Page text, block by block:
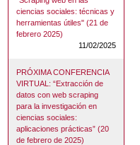
ciencias sociales: técnicas y
herramientas útiles" (21 de
febrero 2025)
11/02/2025
PRÓXIMA CONFERENCIA
VIRTUAL: “Extracción de
datos con web scraping
para la investigación en
ciencias sociales:
aplicaciones prácticas” (20
de febrero de 2025)